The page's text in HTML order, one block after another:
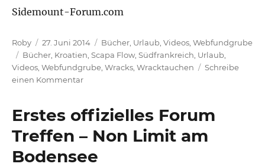
Sidemount-Forum.com
Autor
Roby
Veröffentlicht
am
27. Juni 2014 Kategorien
Bücher Urlaub ,Videos ,Webfundgrube
Schlagwörter
Bücher Kroatien ,Scapa Flow ,Südfrankreich Urlaub
Videos ,Webfundgrube ,Wracks ,Wracktauchen
Schreibe
einen Kommentarzu
eine
Faszination
für
Altmetall
Erstes offizielles Forum
Treffen – Non Limit am
Bodensee